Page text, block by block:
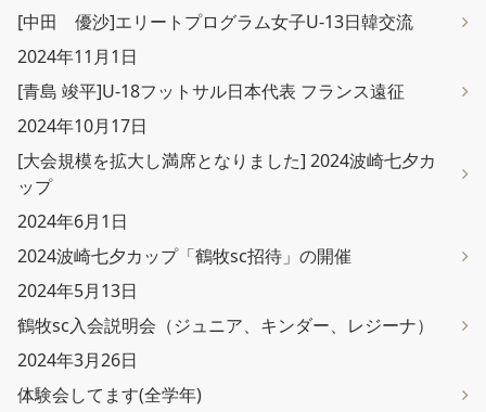
[中田 優沙]エリートプログラム女子U-13日韓交流
2024年11月1日
[青島 竣平]U-18フットサル日本代表 フランス遠征
2024年10月17日
[大会規模を拡大し満席となりました] 2024波崎七夕カ
ップ
2024年6月1日
2024波崎七夕カップ「鶴牧sc招待」の開催
2024年5月13日
鶴牧sc入会説明会（ジュニア、キンダー、レジーナ）
2024年3月26日
体験会してます(全学年)